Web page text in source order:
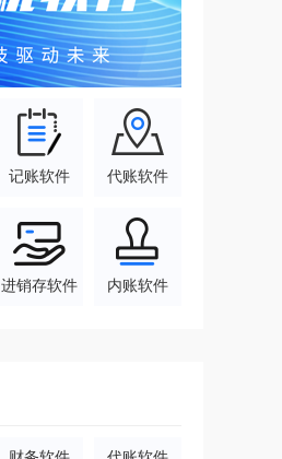
记账软件 代账软件
进销存软件 内账软件